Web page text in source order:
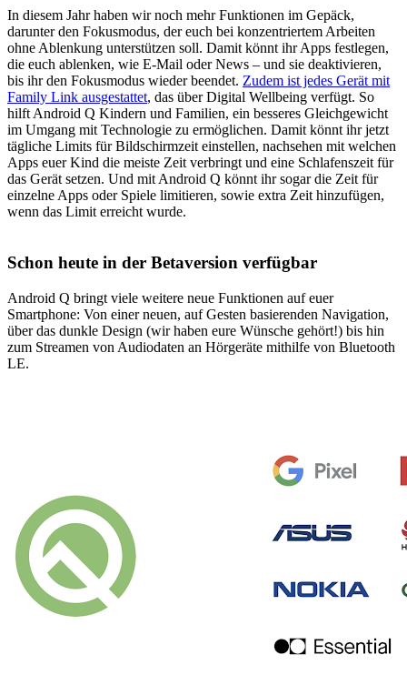
In diesem Jahr haben wir noch mehr Funktionen im Gepäck,
darunter den Fokusmodus, der euch bei konzentriertem Arbeiten
ohne Ablenkung unterstützen soll. Damit könnt ihr Apps festlegen,
die euch ablenken, wie E-Mail oder News – und sie deaktivieren,
bis ihr den Fokusmodus wieder beendet. Zudem ist jedes Gerät mit
Family Link ausgestattet, das über Digital Wellbeing verfügt. So
hilft Android Q Kindern und Familien, ein besseres Gleichgewicht
im Umgang mit Technologie zu ermöglichen. Damit könnt ihr jetzt
tägliche Limits für Bildschirmzeit einstellen, nachsehen mit welchen
Apps euer Kind die meiste Zeit verbringt und eine Schlafenszeit für
das Gerät setzen. Und mit Android Q könnt ihr sogar die Zeit für
einzelne Apps oder Spiele limitieren, sowie extra Zeit hinzufügen,
wenn das Limit erreicht wurde.
Schon heute in der Betaversion verfügbar
Android Q bringt viele weitere neue Funktionen auf euer
Smartphone: Von einer neuen, auf Gesten basierenden Navigation,
über das dunkle Design (wir haben eure Wünsche gehört!) bis hin
zum Streamen von Audiodaten an Hörgeräte mithilfe von Bluetooth
LE.